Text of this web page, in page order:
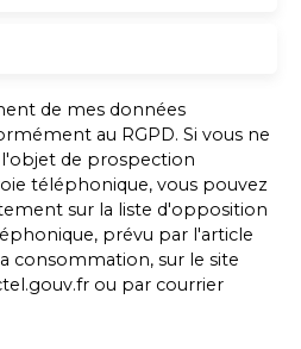
de mes données
au RGPD. Si vous ne
l'objet de prospection
téléphonique, vous pouvez
sur la liste d'opposition
prévu par l'article
consommation, sur le site
ou par courrier